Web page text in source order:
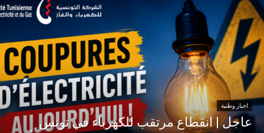
اخبار وطنية
عاجل | انقطاع مرتقب للكهرباء في تونس